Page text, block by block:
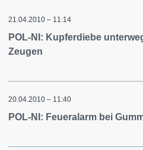
21.04.2010 – 11:14
POL-NI: Kupferdiebe
Zeugen
20.04.2010 – 11:40
POL-NI: Feueralarm bei